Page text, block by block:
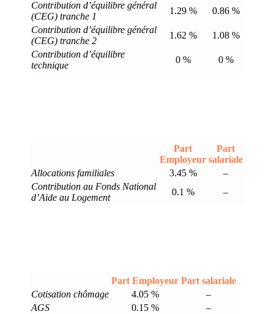
Contribution d’équilibre général
(CEG) tranche 1
1.29 %
0.86 %
Contribution d’équilibre général
(CEG) tranche 2
1.62 %
1.08 %
Contribution d’équilibre
technique
0 % 0 %
Part
Employeur
Part
salariale
Allocations familiales
3.45 %
–
Contribution au Fonds National
d’Aide au Logement
0.1 % –
Part Employeur Part salariale
Cotisation chômage
4.05 %
–
AGS
0.15 % –